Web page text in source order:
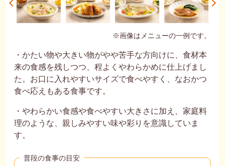
※画像はメニューの一例です。
・かたい物や大きい物がやや苦手な方向けに、食材本
来の食感を残しつつ、程よくやわらかめに仕上げまし
た。お口に入れやすいサイズで食べやすく、なおかつ
食べ応えもある食事です。
・やわらかい食感や食べやすい大きさに加え、家庭料
理のような、親しみやすい味や彩りを意識していま
す。
普段の食事の目安